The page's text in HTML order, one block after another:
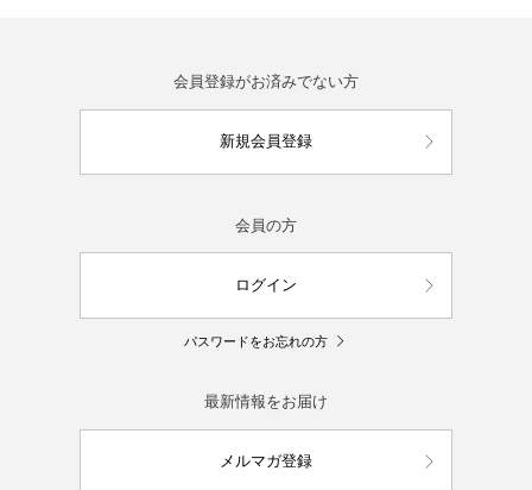
会員登録がお済みでない方
新規会員登録
会員の方
ログイン
パスワードをお忘れの方
最新情報をお届け
メルマガ登録